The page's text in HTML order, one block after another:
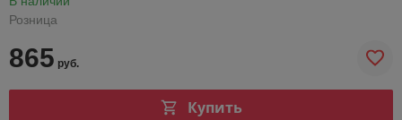
Розница
865 руб.
Купить